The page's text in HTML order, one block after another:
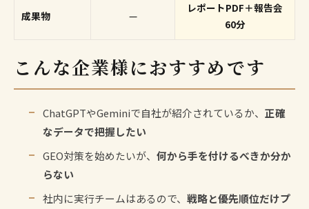
成果物 —
レポートPDF＋報告会
60分
こんな企業様におすすめです
ChatGPTやGeminiで自社が紹介されているか、正確
なデータで把握したい
GEO対策を始めたいが、何から手を付けるべきか分か
らない
社内に実行チームはあるので、戦略と優先順位だけプ